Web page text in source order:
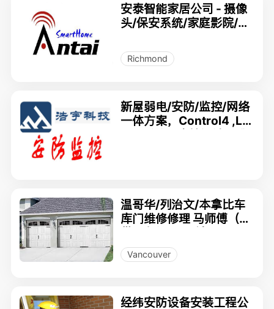
安泰智能家居公司 - 摄像
头/保安系统/家庭影院/智
Richmond
新屋弱电/安防/监控/网络
一体方案，Control4 ,Lut
温哥华/列治文/本拿比车
库门维修修理 马师傅（提
72236 收費合理
Vancouver
经纬安防设备安装工程公